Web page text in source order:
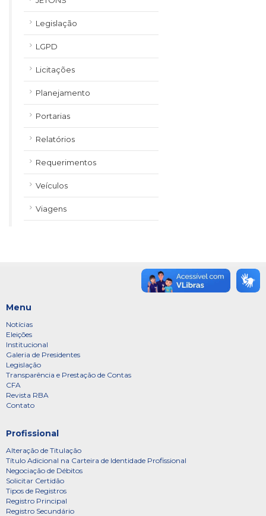
Legislação
LGPD
Licitações
Planejamento
Portarias
Relatórios
Requerimentos
Veículos
Viagens
Menu
Notícias
Eleições
Institucional
Galeria de Presidentes
Legislação
Transparência e Prestação de Contas
CFA
Revista RBA
Contato
Profissional
Alteração de Titulação
Título Adicional na Carteira de Identidade Profissional
Negociação de Débitos
Solicitar Certidão
Tipos de Registros
Registro Principal
Registro Secundário